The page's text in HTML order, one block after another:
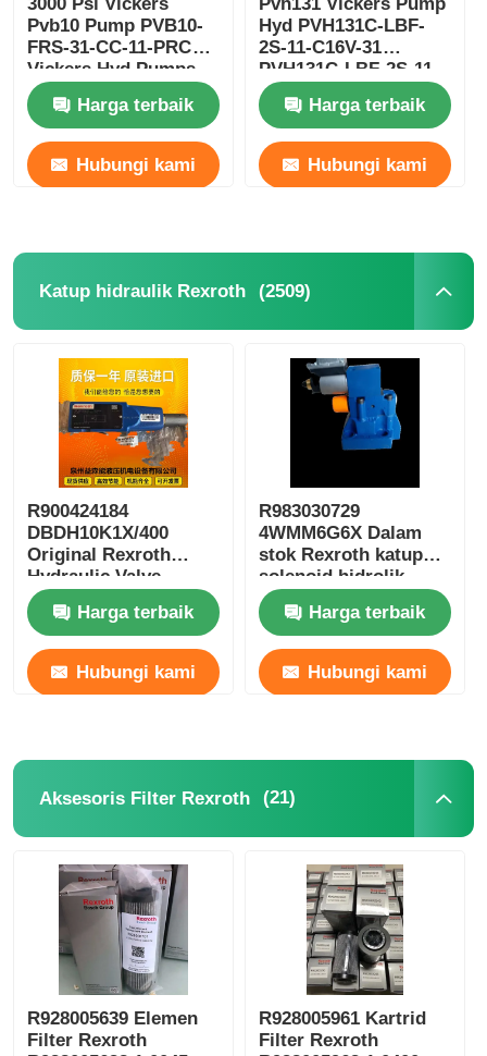
Pvb10 Pump PVB10-
FRS-31-CC-11-PRC
Vickers Hyd Pumps
210 Bar
Harga terbaik
Hubungi kami
Hyd PVH131C-LBF-
2S-11-C16V-31
PVH131C-LBF-2S-11-
C25V-31
Harga terbaik
Hubungi kami
Katup hidraulik Rexroth (2509)
R900424184
DBDH10K1X/400
Original Rexroth
Hydraulic Valve
Hydraulic Pump Seri
LengkapHarga terbaik
Hubungi kami
R983030729
4WMM6G6X Dalam
stok Rexroth katup
solenoid hidrolik
pompa minyak
hidrolikHarga terbaik
Hubungi kami
Aksesoris Filter Rexroth (21)
R928005639 Elemen
Filter Rexroth
R928005961 Kartrid
Filter Rexroth